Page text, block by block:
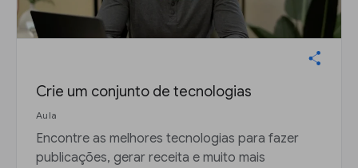
Crie um conjunto de tecnologias
Aula
Encontre as melhores tecnologias para fazer
publicações, gerar receita e muito mais